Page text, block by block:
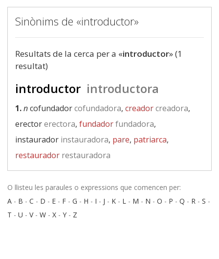
Sinònims de «introductor»
Resultats de la cerca per a «introductor» (1
resultat)
introductor introductora
1.ncofundadorcofundadora, creadorcreadora,
erectorerectora, fundadorfundadora,
instaurador instauradora, pare, patriarca,
restaurador restauradora
O llisteu les paraules o expressions que comencen per:
A - B - C - D - E - F - G - H - I - J - K - L - M - N - O - P - Q - R - S -
T - U - V- W - X - Y - Z